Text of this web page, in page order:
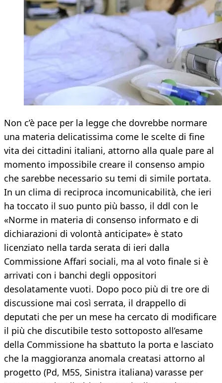
Non c’è pace per la legge che dovrebbe normare
una materia delicatissima come le scelte di fine
vita dei cittadini italiani, attorno alla quale pare al
momento impossibile creare il consenso ampio
che sarebbe necessario su temi di simile portata.
In un clima di reciproca incomunicabilità, che ieri
ha toccato il suo punto più basso, il ddl con le
«Norme in materia di consenso informato e di
dichiarazioni di volontà anticipate» è stato
licenziato nella tarda serata di ieri dalla
Commissione Affari sociali, ma al voto finale si è
arrivati con i banchi degli oppositori
desolatamente vuoti. Dopo poco più di tre ore di
discussione mai così serrata, il drappello di
deputati che per un mese ha cercato di modificare
il più che discutibile testo sottoposto all’esame
della Commissione ha sbattuto la porta e lasciato
che la maggioranza anomala creatasi attorno al
progetto (Pd, M5S, Sinistra italiana) varasse per